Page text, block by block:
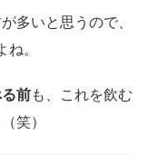
多いと思うので、
。
前も、これを飲む
笑）